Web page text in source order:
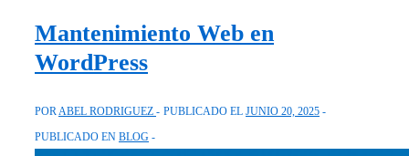
del
heavy
los
Mantenimiento Web en
WordPress
PORABEL RODRIGUEZ PUBLICADO EL JUNIO 20, 2025
PUBLICADO EN BLOG